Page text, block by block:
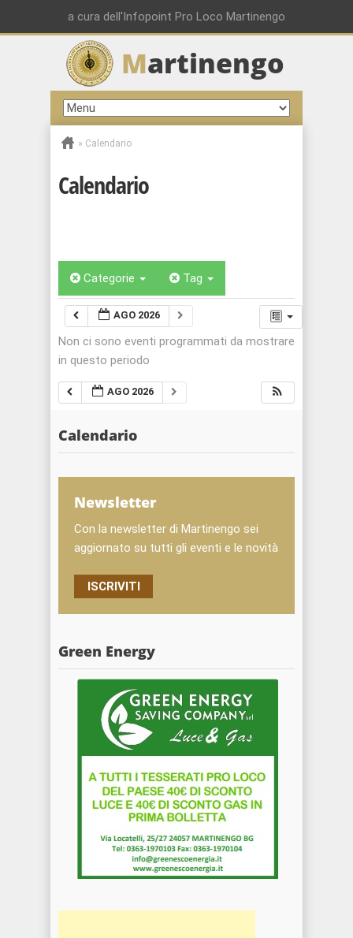
a cura dell'Infopoint Pro Loco Martinengo
Martinengo
» Calendario
Calendario
Categorie Tag
AGO 2026
Non ci sono eventi programmati da mostrare
in questo periodo
AGO 2026
Calendario
Newsletter
Con la newsletter di Martinengo sei
aggiornato su tutti gli eventi e le novità
ISCRIVITI
Green Energy